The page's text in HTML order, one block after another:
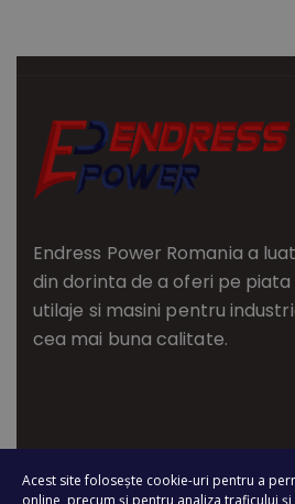
Acest site folosește cookie-uri pentru a
online, precum și pentru analiza traficului
Endress Power Romania a
din dorinta de a oferi pe piata
utilaje si masini pentru
cea mai buna calitate.
TIMISOARA